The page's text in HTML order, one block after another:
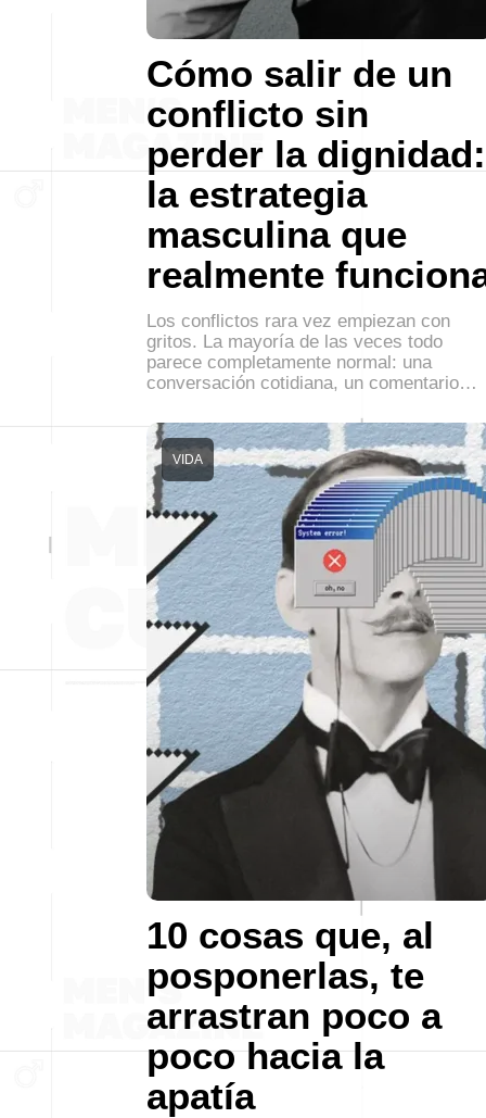
Cómo salir de un
conflicto sin
perder la dignidad:
la estrategia
masculina que
realmente
Los conflictos rara vez empiezan con
gritos. La mayoría de las veces todo
parece completamente normal: una
conversación cotidiana, un comentario…
10 cosas que, al
posponerlas, te
arrastran poco a
poco hacia la
apatía
VIDA